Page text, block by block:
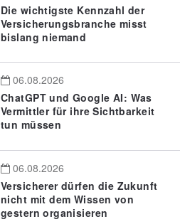
Die wichtigste Kennzahl der
Versicherungsbranche misst
bislang niemand
06.08.2026
ChatGPT und Google AI: Was
Vermittler für ihre Sichtbarkeit
tun müssen
06.08.2026
Versicherer dürfen die Zukunft
nicht mit dem Wissen von
gestern organisieren